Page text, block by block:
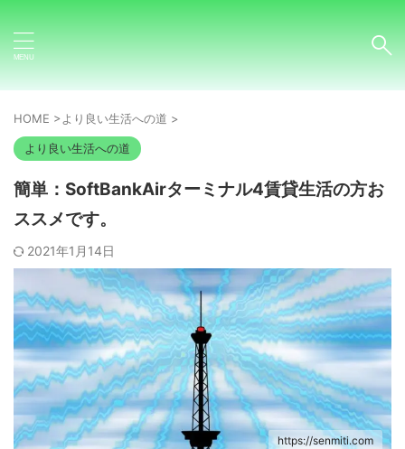
HOME >より良い生活への道 >
より良い生活への道
簡単：SoftBankAirターミナル4賃貸生活の方お
ススメです。
2021年1月14日
https://senmiti.com